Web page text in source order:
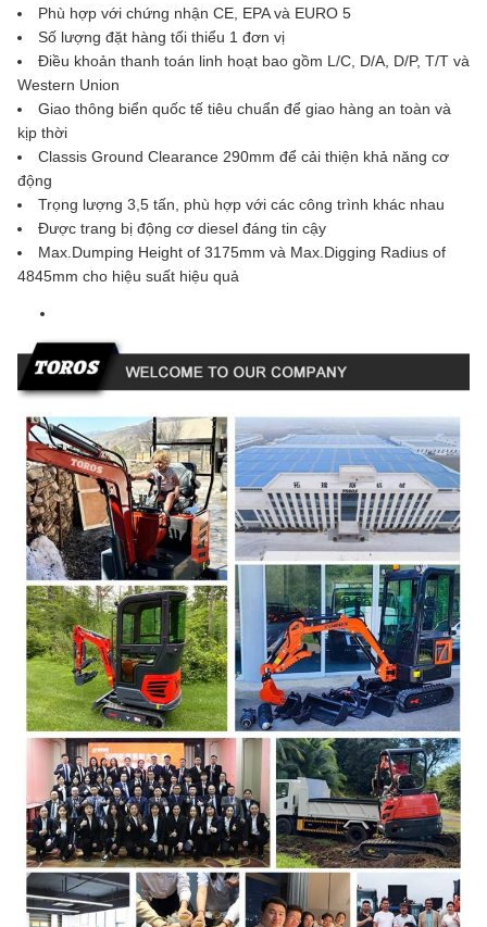
Phù hợp với chứng nhận CE, EPA và EURO 5
Số lượng đặt hàng tối thiểu 1 đơn vị
Điều khoản thanh toán linh hoạt bao gồm L/C, D/A, D/P, T/T và
Western Union
Giao thông biển quốc tế tiêu chuẩn để giao hàng an toàn và
kịp thời
Classis Ground Clearance 290mm để cải thiện khả năng cơ
động
Trọng lượng 3,5 tấn, phù hợp với các công trình khác nhau
Được trang bị động cơ diesel đáng tin cậy
Max.Dumping Height of 3175mm và Max.Digging Radius of
4845mm cho hiệu suất hiệu quả